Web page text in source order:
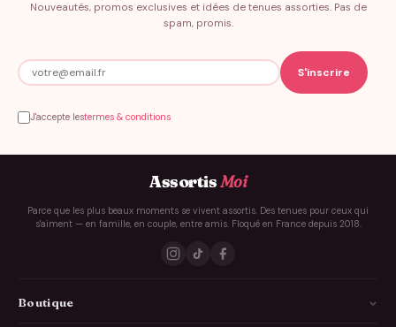
Nouveautés, promos exclusives et idées de tenues assorties. Pas de
spam, promis.
J'accepte lestermes & conditions
AssortisMoi
Parce que les plus beaux moments se vivent assortis. Des tenues pour ceux qui
s'aiment — en famille, en couple, entre amis. Floqué en France depuis 2018.
Boutique